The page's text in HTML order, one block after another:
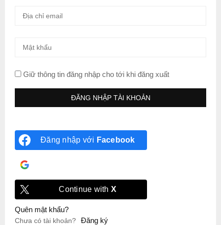
Giữ thông tin đăng nhập cho tới khi đăng xuất
Đăng nhập với Facebook
Continue with X
Quên mật khẩu?
Chưa có tài khoản? Đăng ký